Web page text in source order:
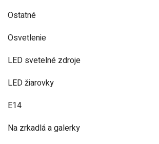
Ostatné
Osvetlenie
LED svetelné zdroje
LED žiarovky
E14
Na zrkadlá a galerky